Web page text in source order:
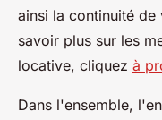
ainsi la continuité
savoir plus sur les
locative, cliquez à
Dans l'ensemble,